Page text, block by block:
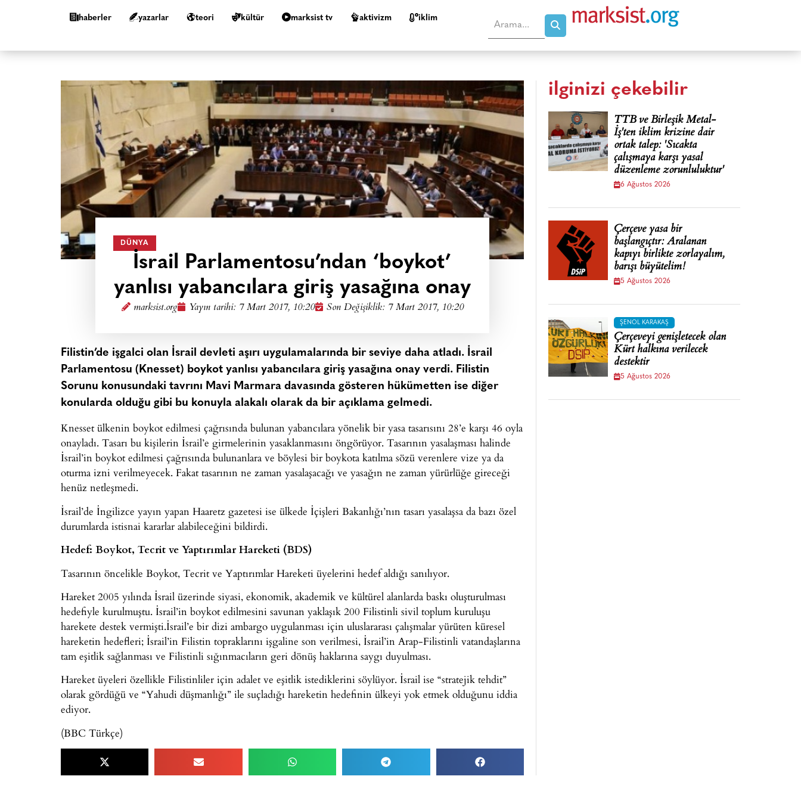
haberler yazarlar teori kültür marksist tv aktivizm i̇klim
DÜNYA
İsrail Parlamentosu’ndan ‘boykot’
yanlısı yabancılara giriş yasağına onay
marksist.org Yayın tarihi: 7 Mart 2017, 10:20 Son Değişiklik: 7 Mart 2017, 10:20
Filistin’de işgalci olan İsrail devleti aşırı uygulamalarında bir seviye daha atladı. İsrail
Parlamentosu (Knesset) boykot yanlısı yabancılara giriş yasağına onay verdi. Filistin
Sorunu konusundaki tavrını Mavi Marmara davasında gösteren hükümetten ise diğer
konularda olduğu gibi bu konuyla alakalı olarak da bir açıklama gelmedi.
Knesset ülkenin boykot edilmesi çağrısında bulunan yabancılara yönelik bir yasa tasarısını 28’e karşı 46 oyla
onayladı. Tasarı bu kişilerin İsrail’e girmelerinin yasaklanmasını öngörüyor. Tasarının yasalaşması halinde
İsrail’in boykot edilmesi çağrısında bulunanlara ve böylesi bir boykota katılma sözü verenlere vize ya da
oturma izni verilmeyecek. Fakat tasarının ne zaman yasalaşacağı ve yasağın ne zaman yürürlüğe gireceği
henüz netleşmedi.
İsrail’de İngilizce yayın yapan Haaretz gazetesi ise ülkede İçişleri Bakanlığı’nın tasarı yasalaşsa da bazı özel
durumlarda istisnai kararlar alabileceğini bildirdi.
Hedef: Boykot, Tecrit ve Yaptırımlar Hareketi (BDS)
Tasarının öncelikle Boykot, Tecrit ve Yaptırımlar Hareketi üyelerini hedef aldığı sanılıyor.
Hareket 2005 yılında İsrail üzerinde siyasi, ekonomik, akademik ve kültürel alanlarda baskı oluşturulması
hedefiyle kurulmuştu. İsrail’in boykot edilmesini savunan yaklaşık 200 Filistinli sivil toplum kuruluşu
harekete destek vermişti.İsrail’e bir dizi ambargo uygulanması için uluslararası çalışmalar yürüten küresel
hareketin hedefleri; İsrail’in Filistin topraklarını işgaline son verilmesi, İsrail’in Arap-Filistinli vatandaşlarına
tam eşitlik sağlanması ve Filistinli sığınmacıların geri dönüş haklarına saygı duyulması.
Hareket üyeleri özellikle Filistinliler için adalet ve eşitlik istediklerini söylüyor. İsrail ise “stratejik tehdit”
olarak gördüğü ve “Yahudi düşmanlığı” ile suçladığı hareketin hedefinin ülkeyi yok etmek olduğunu iddia
ediyor.
(BBC Türkçe)
ilginizi çekebilir
TTB ve Birleşik Metal-
İş'ten iklim krizine dair
ortak talep: 'Sıcakta
çalışmaya karşı yasal
düzenleme zorunluluktur'
6 Ağustos 2026
Çerçeve yasa bir
başlangıçtır: Aralanan
kapıyı birlikte zorlayalım,
barışı büyütelim!
5 Ağustos 2026
ŞENOL KARAKAŞ
Çerçeveyi genişletecek olan
Kürt halkına verilecek
destektir
5 Ağustos 2026